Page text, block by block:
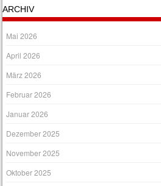
ARCHIV
Mai 2026
April 2026
März 2026
Februar 2026
Januar 2026
Dezember 2025
November 2025
Oktober 2025